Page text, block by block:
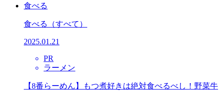
食べる
食べる （すべて）
2025.01.21
PR
ラーメン
【8番らーめん】もつ煮好きは絶対食べるべし！野菜牛